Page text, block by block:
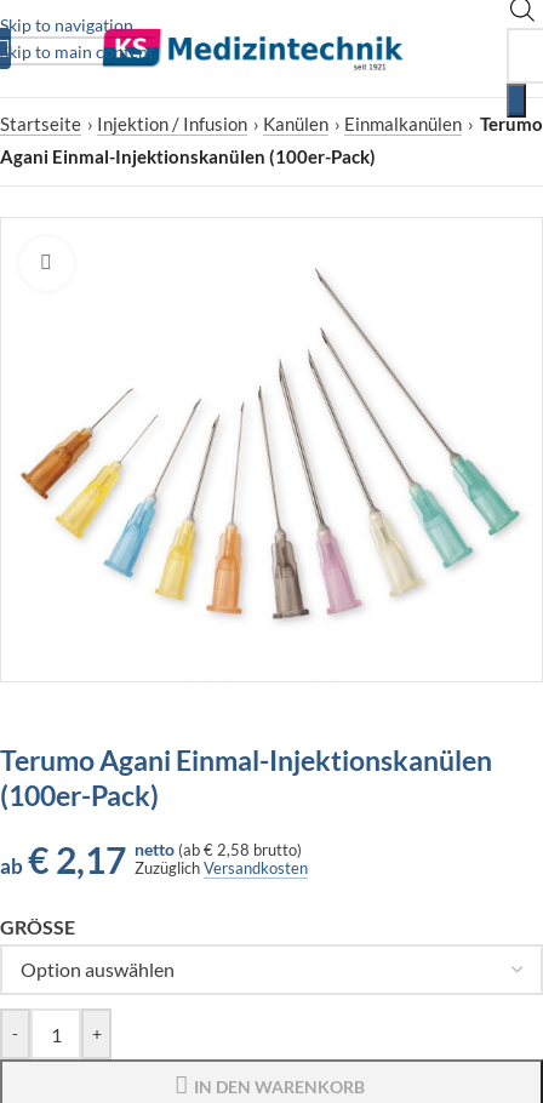
Skip to navigation
Skip to main content
Startseite › Injektion / Infusion › Kanülen › Einmalkanülen › Terumo
Agani Einmal-Injektionskanülen (100er-Pack)
Terumo Agani Einmal-Injektionskanülen
(100er-Pack)
ab €2,17 netto (ab€ 2,58 brutto)
ZuzüglichVersandkosten
GRÖSSE
- +
IN DEN WARENKORB